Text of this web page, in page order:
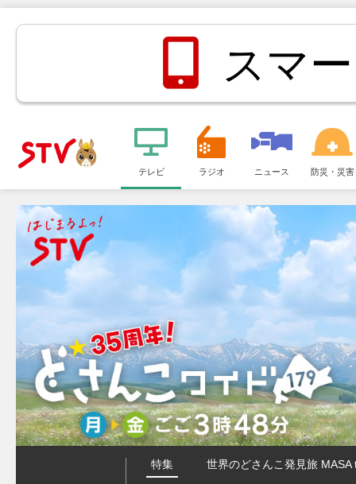
ＳＴＶ札
幌テレビ
スマ
メ
ュ
テレビ ラジオ ニュース 防災・災害
特集 世界のどさんこ発見旅 MASA